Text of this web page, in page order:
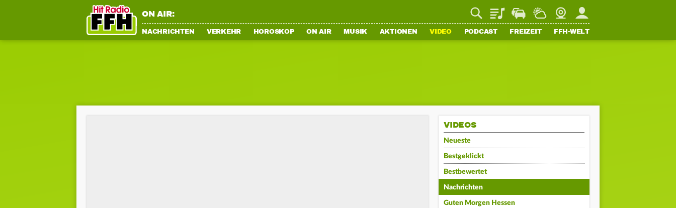
ON AIR: PlaylistStaupilotWetterWebcamMein FFH
NACHRICHTEN VERKEHR HOROSKOP ON AIR MUSIK AKTIONEN VIDEO PODCAST FREIZEIT FFH-WELT
VIDEOS
Neueste
Bestgeklickt
Bestbewertet
Nachrichten
Guten Morgen Hessen